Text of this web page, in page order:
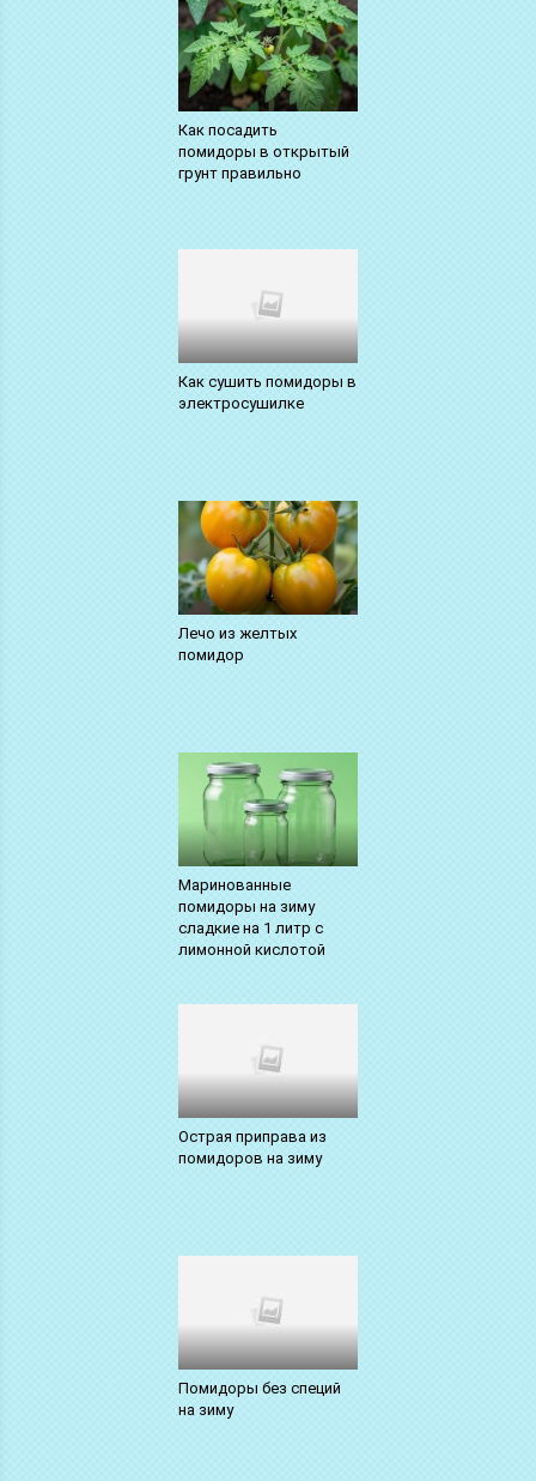
Как посадить
помидоры в открытый
грунт правильно
Как сушить помидоры в
электросушилке
Лечо из желтых
помидор
Маринованные
помидоры на зиму
сладкие на 1 литр с
лимонной кислотой
Острая приправа из
помидоров на зиму
Помидоры без специй
на зиму